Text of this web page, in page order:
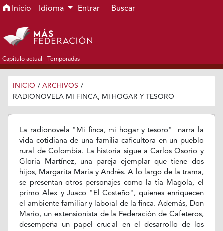
Ir al menú de navegación principal
Ir al contenido principal
Ir al pie de página del sitio
Inicio Idioma Entrar Buscar
Capítulo actual Temporadas
INICIO / ARCHIVOS /
RADIONOVELA MI FINCA, MI HOGAR Y TESORO
La radionovela "Mi finca, mi hogar y tesoro" narra la
vida cotidiana de una familia caficultora en un pueblo
rural de Colombia. La historia sigue a Carlos Osorio y
Gloria Martínez, una pareja ejemplar que tiene dos
hijos, Margarita María y Andrés. A lo largo de la trama,
se presentan otros personajes como la tía Magola, el
primo Alex y Juaco "El Costeño", quienes enriquecen
el ambiente familiar y laboral de la finca. Además, Don
Mario, un extensionista de la Federación de Cafeteros,
desempeña un papel crucial en el desarrollo de los